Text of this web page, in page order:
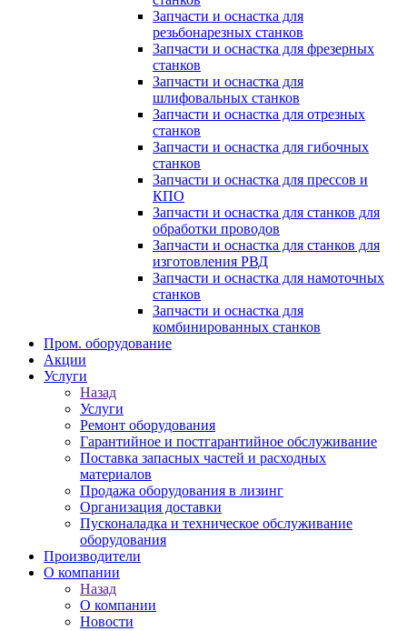
Запчасти и оснастка для
резьбонарезных станков
Запчасти и оснастка для фрезерных
станков
Запчасти и оснастка для
шлифовальных станков
Запчасти и оснастка для отрезных
станков
Запчасти и оснастка для гибочных
станков
Запчасти и оснастка для прессов и
КПО
Запчасти и оснастка для станков для
обработки проводов
Запчасти и оснастка для станков для
изготовления РВД
Запчасти и оснастка для намоточных
станков
Запчасти и оснастка для
комбинированных станков
Пром. оборудование
Акции
Услуги
Назад
Услуги
Ремонт оборудования
Гарантийное и постгарантийное обслуживание
Поставка запасных частей и расходных
материалов
Продажа оборудования в лизинг
Организация доставки
Пусконаладка и техническое обслуживание
оборудования
Производители
О компании
Назад
О компании
Новости